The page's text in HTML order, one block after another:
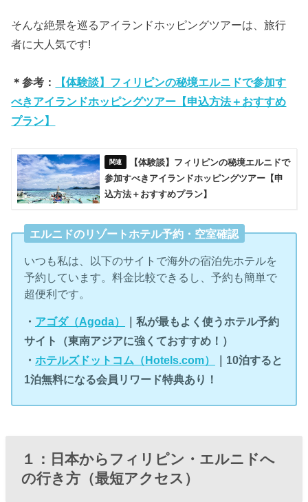
そんな絶景を巡るアイランドホッピングツアーは、旅行
者に大人気です!
＊参考：
【体験談】フィリピンの秘境エルニドで参加す
べきアイランドホッピングツアー【申込方法＋おすすめ
プラン】
【体験談】フィリピンの秘境エルニドで
参加すべきアイランドホッピングツアー【申
込方法＋おすすめプラン】
エルニドのリゾートホテル予約・空室確認
いつも私は、以下のサイトで海外の宿泊先ホテルを
予約しています。料金比較できるし、予約も簡単で
超便利です。
・ アゴダ（Agoda）
｜私が最もよく使うホテル予約
サイト（東南アジアに強くておすすめ！）
・ ホテルズドットコム（Hotels.com）
｜10泊すると
1泊無料になる会員リワード特典あり！
１：日本からフィリピン・エルニドへ
の行き方（最短アクセス）